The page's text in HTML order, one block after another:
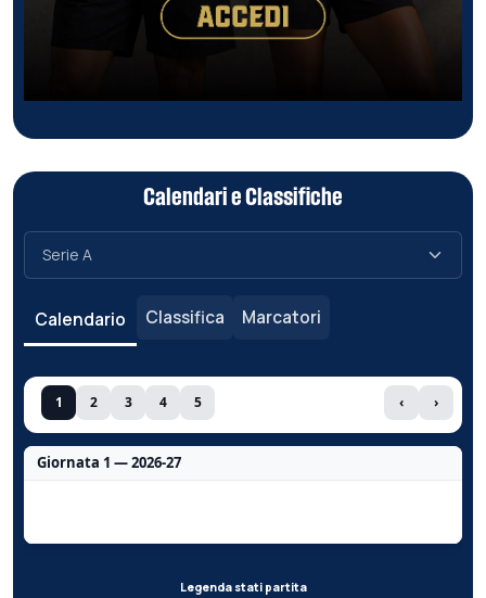
Calendari e Classifiche
Calendario Classifica Marcatori
1 2 3 4 5 ‹ ›
Giornata 1 — 2026-27
Legenda stati partita